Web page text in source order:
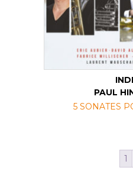
PAUL
5 SONATES
1